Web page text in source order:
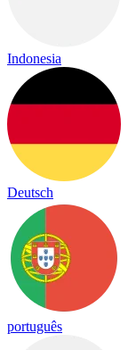
Indonesia
Deutsch
português